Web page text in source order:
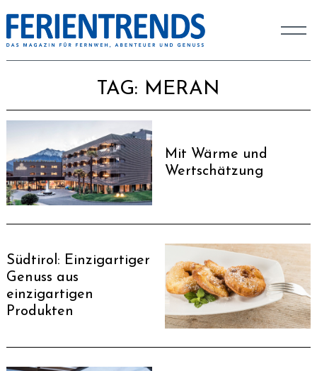
TAG: MERAN
Mit Wärme und
Wertschätzung
Südtirol: Einzigartiger
Genuss aus
einzigartigen
Produkten